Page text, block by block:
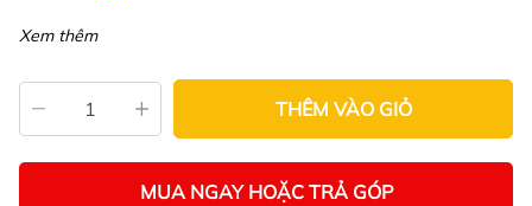
Xem thêm
THÊM VÀO GIỎ
MUA NGAY HOẶC TRẢ GÓP